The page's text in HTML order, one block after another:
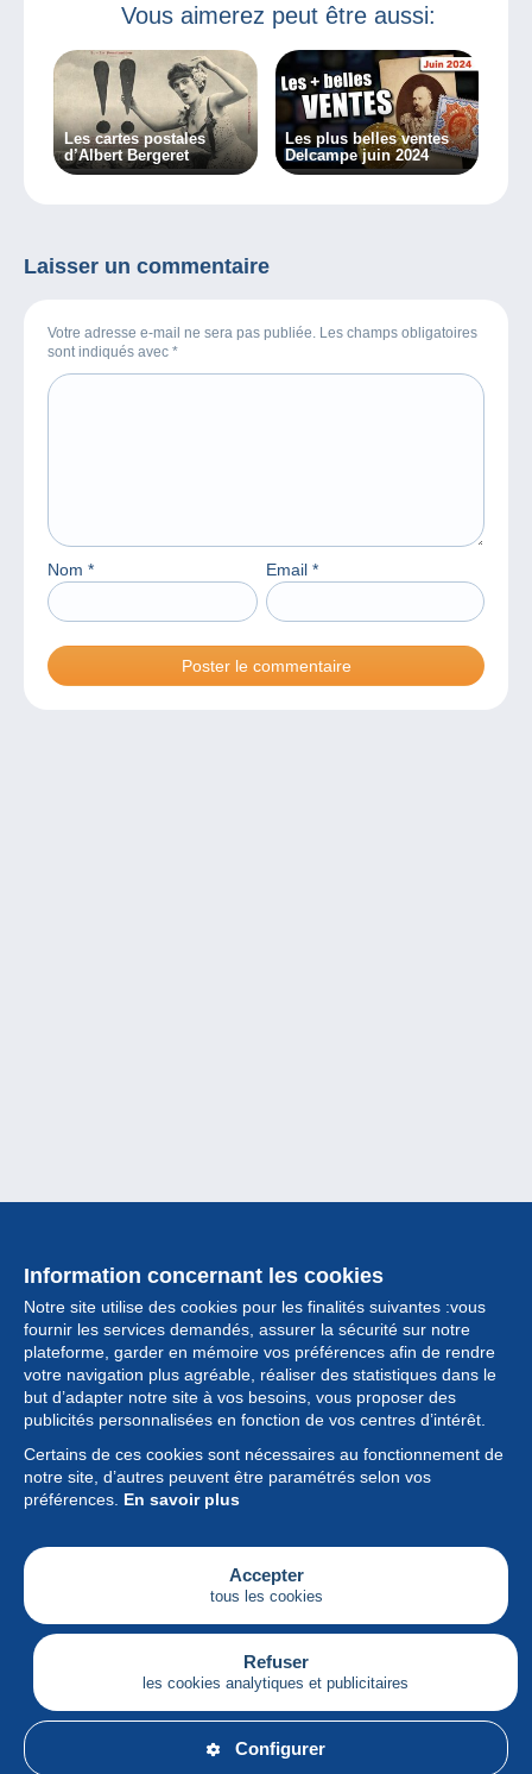
Vous aimerez peut être aussi:
Les cartes postales
d’Albert Bergeret
Les plus belles ventes
Delcampe juin 2024
Laisser un commentaire
Votre adresse e-mail ne sera pas publiée. Les champs obligatoires
sont indiqués avec *
Nom * Email *
Information concernant les cookies
Notre site utilise des cookies pour les finalités suivantes :vous
fournir les services demandés, assurer la sécurité sur notre
plateforme, garder en mémoire vos préférences afin de rendre
votre navigation plus agréable, réaliser des statistiques dans le
but d’adapter notre site à vos besoins, vous proposer des
publicités personnalisées en fonction de vos centres d’intérêt.
Certains de ces cookies sont nécessaires au fonctionnement de
notre site, d’autres peuvent être paramétrés selon vos
préférences. En savoir plus
Accepter
tous les cookies
Refuser
les cookies analytiques et publicitaires
Configurer
Collection
Actualités
Fonctionnalités
Société
Services
Articles
Français